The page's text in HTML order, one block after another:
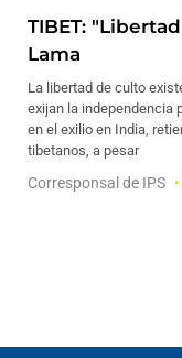
TIBET:
Lama
La libertad de culto
exijan la independencia
en el exilio en India,
tibetanos, a pesar
Corresponsal de IPS